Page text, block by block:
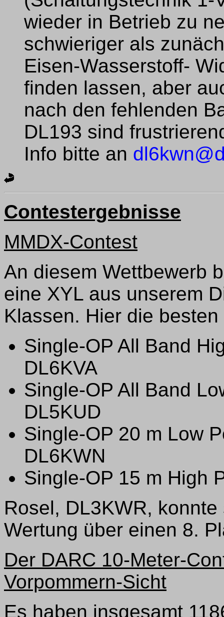
wieder in Betrieb zu
schwieriger als
Eisen-Wasserstoff-
finden lassen, aber
nach den fehlenden
DL193 sind
Info bitte an
Contestergebnisse
MMDX-Contest
An diesem Wettbewerb
eine XYL aus unserem
Klassen. Hier die
Single-OP All Band
DL6KVA
Single-OP All Band
DL5KUD
Single-OP 20 m Low
DL6KWN
Single-OP 15 m High
Rosel, DL3KWR,
Wertung über einen 8.
Der DARC 10-Meter-
Vorpommern-Sicht
Es haben insgesamt